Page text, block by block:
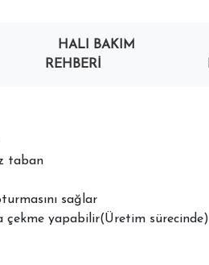
HALI BAKIM
REHBERI
taban
sağlar
çekme yapabilir(Üretim sürecinde)